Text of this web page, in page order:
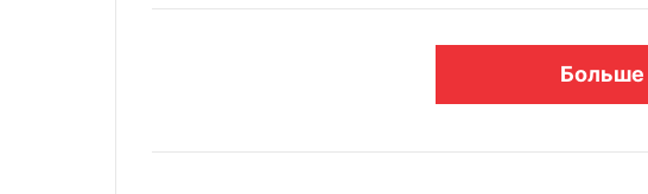
Больше